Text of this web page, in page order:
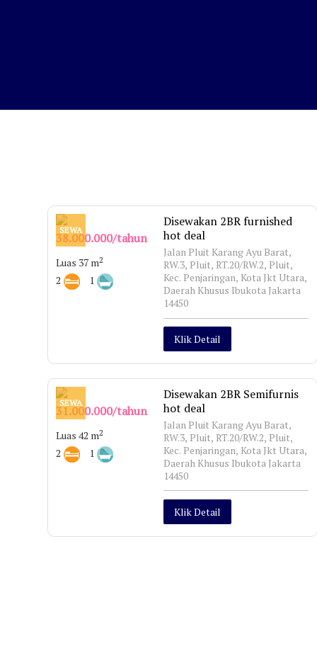
SEWA
38.000.000/tahun
Luas 37 m2
2 1
Disewakan 2BR furnished
hot deal
Jalan Pluit Karang Ayu Barat,
RW.3, Pluit, RT.20/RW.2, Pluit,
Kec. Penjaringan, Kota Jkt Utara,
Daerah Khusus Ibukota Jakarta
14450
Klik Detail
SEWA
31.000.000/tahun
Luas 42 m2
2 1
Disewakan 2BR Semifurnis
hot deal
Jalan Pluit Karang Ayu Barat,
RW.3, Pluit, RT.20/RW.2, Pluit,
Kec. Penjaringan, Kota Jkt Utara,
Daerah Khusus Ibukota Jakarta
14450
Klik Detail